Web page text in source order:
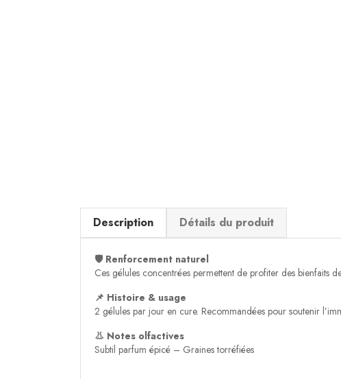
Description Détails du produit
🛡️ Renforcement naturel
Ces gélules concentrées permettent de profiter des bienfaits
📌 Histoire & usage
2 gélules par jour en cure. Recommandées pour soutenir
👃 Notes olfactives
Subtil parfum épicé – Graines torréfiées